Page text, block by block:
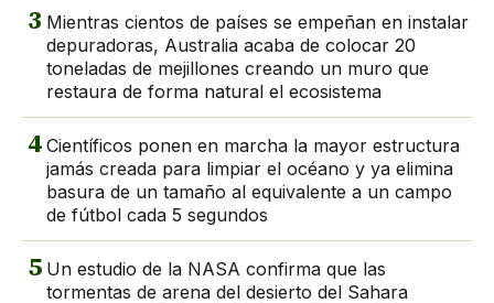
3 Mientras cientos de países se empeñan en instalar
depuradoras, Australia acaba de colocar 20
toneladas de mejillones creando un muro que
restaura de forma natural el ecosistema
4 Científicos ponen en marcha la mayor estructura
jamás creada para limpiar el océano y ya elimina
basura de un tamaño al equivalente a un campo
de fútbol cada 5 segundos
5 Un estudio de la NASA confirma que las
tormentas de arena del desierto del Sahara